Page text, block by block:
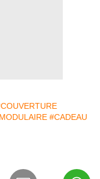
#CADEAU